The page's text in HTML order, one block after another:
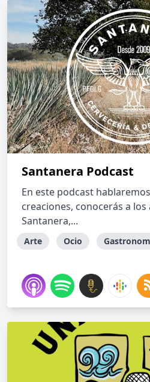
Santanera Podcast
En este podcast
creaciones, conocerás a los
Santanera,...
Arte Ocio